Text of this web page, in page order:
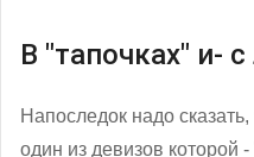
В "тапочках" и-
Напоследок надо
один из девизов которой